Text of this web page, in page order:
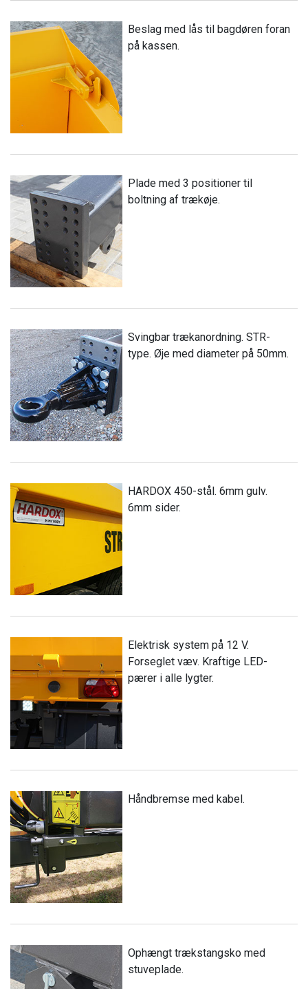
Beslag med lås til bagdøren foran
på kassen.
Plade med 3 positioner til
boltning af trækøje.
Svingbar trækanordning. STR-
type. Øje med diameter på 50mm.
HARDOX 450-stål. 6mm gulv.
6mm sider.
Elektrisk system på 12 V.
Forseglet væv. Kraftige LED-
pærer i alle lygter.
Håndbremse med kabel.
Ophængt trækstangsko med
stuveplade.